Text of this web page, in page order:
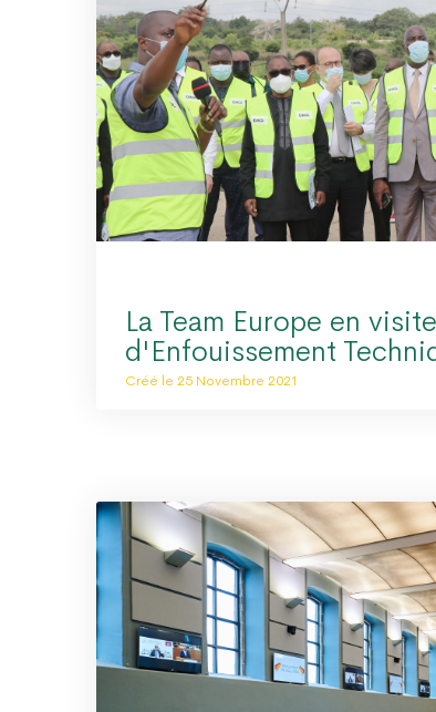
La Team Europe en
d'Enfouissement
Créé le 25 Novembre 2021